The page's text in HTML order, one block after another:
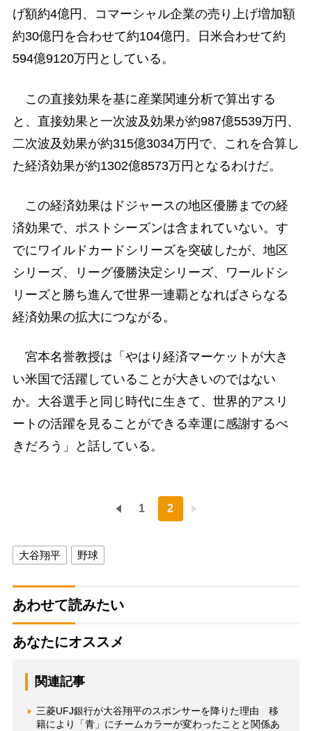
げ額約4億円、コマーシャル企業の売り上げ増加額
約30億円を合わせて約104億円。日米合わせて約
594億9120万円としている。
この直接効果を基に産業関連分析で算出する
と、直接効果と一次波及効果が約987億5539万円、
二次波及効果が約315億3034万円で、これを合算し
た経済効果が約1302億8573万円となるわけだ。
この経済効果はドジャースの地区優勝までの経
済効果で、ポストシーズンは含まれていない。す
でにワイルドカードシリーズを突破したが、地区
シリーズ、リーグ優勝決定シリーズ、ワールドシ
リーズと勝ち進んで世界一連覇となればさらなる
経済効果の拡大につながる。
宮本名誉教授は「やはり経済マーケットが大き
い米国で活躍していることが大きいのではない
か。大谷選手と同じ時代に生きて、世界的アスリ
ートの活躍を見ることができる幸運に感謝するべ
きだろう」と話している。
1 2
大谷翔平 野球
あわせて読みたい
あなたにオススメ
関連記事
三菱UFJ銀行が大谷翔平のスポンサーを降りた理由 移
籍により「青」にチームカラーが変わったことと関係あ